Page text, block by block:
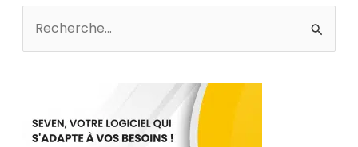
Rechercher :